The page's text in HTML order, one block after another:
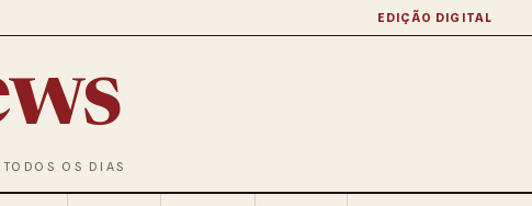
EDIÇÃO DIGITAL
OS DIAS